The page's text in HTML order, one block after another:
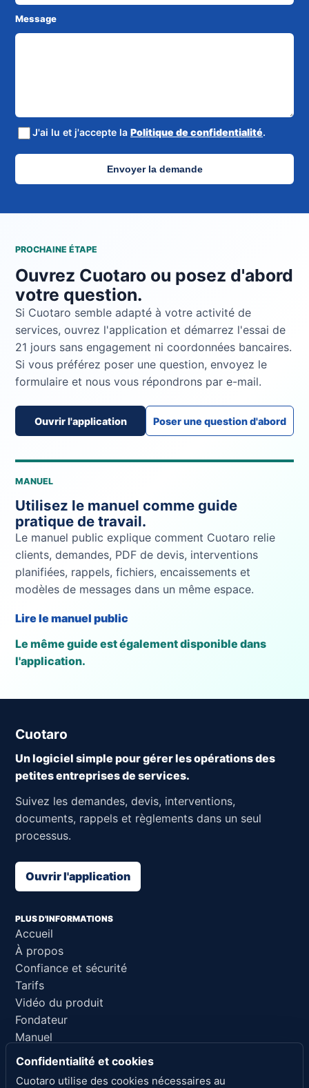
Message
J'ai lu et j'accepte la Politique de confidentialité.
Envoyer la demande
PROCHAINE ÉTAPE
Ouvrez Cuotaro ou posez d'abord
votre question.
Si Cuotaro semble adapté à votre activité de
services, ouvrez l'application et démarrez l'essai de
21 jours sans engagement ni coordonnées bancaires.
Si vous préférez poser une question, envoyez le
formulaire et nous vous répondrons par e-mail.
Ouvrir l'application Poser une question d'abord
MANUEL
Utilisez le manuel comme guide
pratique de travail.
Le manuel public explique comment Cuotaro relie
clients, demandes, PDF de devis, interventions
planifiées, rappels, fichiers, encaissements et
modèles de messages dans un même espace.
Lire le manuel public
Le même guide est également disponible dans
l'application.
Cuotaro
Un logiciel simple pour gérer les opérations des
petites entreprises de services.
Suivez les demandes, devis, interventions,
documents, rappels et règlements dans un seul
processus.
Ouvrir l'application
PLUS D'INFORMATIONS
Accueil
À propos
Confiance et sécurité
Tarifs
Vidéo du produit
Fondateur
Manuel
Support
Confidentialité et cookies
Cuotaro utilise des cookies nécessaires au